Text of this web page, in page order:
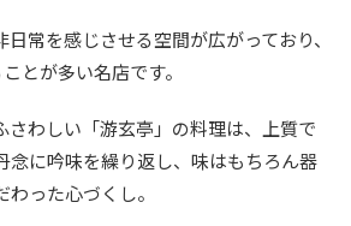
常を感じさせる空間が広がっており、
とが多い名店です。
さわしい「游玄亭」の料理は、上質で
念に吟味を繰り返し、味はもちろん器
った心づくし。